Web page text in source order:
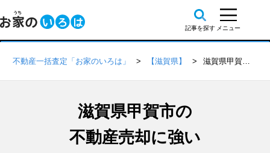
不動産一括査定「お家のいろは」 【滋賀県】 滋賀県甲賀市の不動産会社 口コミ・評判一覧
滋賀県甲賀市の
不動産売却に強い